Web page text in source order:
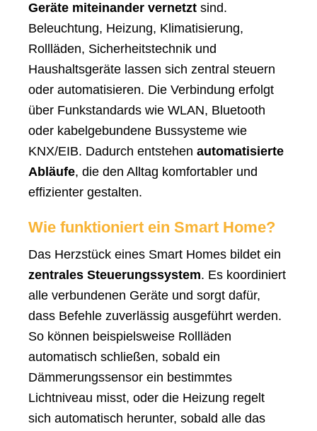
Geräte miteinander vernetzt sind.
Beleuchtung, Heizung, Klimatisierung,
Rollläden, Sicherheitstechnik und
Haushaltsgeräte lassen sich zentral steuern
oder automatisieren. Die Verbindung erfolgt
über Funkstandards wie WLAN, Bluetooth
oder kabelgebundene Bussysteme wie
KNX/EIB. Dadurch entstehen automatisierte
Abläufe, die den Alltag komfortabler und
effizienter gestalten.
Wie funktioniert ein Smart Home?
Das Herzstück eines Smart Homes bildet ein
zentrales Steuerungssystem. Es koordiniert
alle verbundenen Geräte und sorgt dafür,
dass Befehle zuverlässig ausgeführt werden.
So können beispielsweise Rollläden
automatisch schließen, sobald ein
Dämmerungssensor ein bestimmtes
Lichtniveau misst, oder die Heizung regelt
sich automatisch herunter, sobald alle das